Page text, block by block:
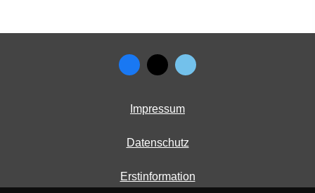
Impressum
Datenschutz
Erstinformation